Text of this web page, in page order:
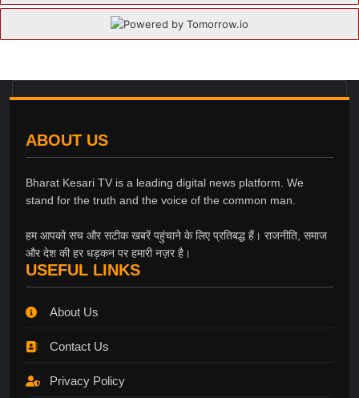
ABOUT US
Bharat Kesari TV is a leading digital news platform. We
stand for the truth and the voice of the common man.
हम आपको सच और सटीक खबरें पहुंचाने के लिए प्रतिबद्ध हैं। राजनीति, समाज
और देश की हर धड़कन पर हमारी नज़र है।
USEFUL LINKS
About Us
Contact Us
Privacy Policy